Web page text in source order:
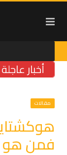
أخبار عاجلة
مقالات
فمن هو